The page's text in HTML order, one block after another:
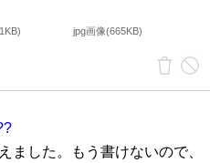
jpg画像(665KB)
ました。もう書けないので、